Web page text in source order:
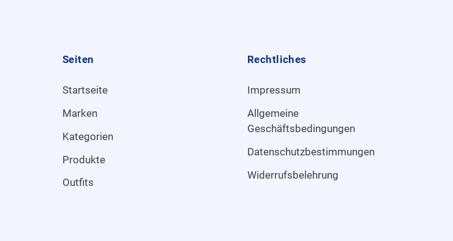
Seiten
Startseite
Marken
Kategorien
Produkte
Outfits
Rechtliches
Impressum
Allgemeine
Geschäftsbedingungen
Datenschutzbestimmungen
Widerrufsbelehrung